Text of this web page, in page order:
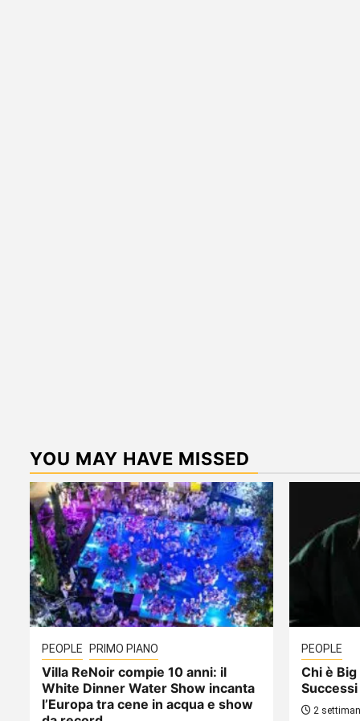
YOU MAY HAVE MISSED
PEOPLE PRIMO PIANO
Villa ReNoir compie 10 anni: il
White Dinner Water Show incanta
l’Europa tra cene in acqua e show
PEOPLE
Chi è
2